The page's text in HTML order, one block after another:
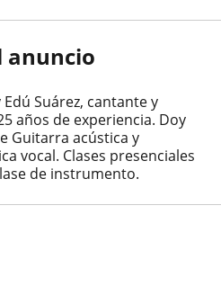
anuncio
Edú Suárez, cantante y
años de experiencia. Doy
Guitarra acústica y
vocal. Clases presenciales
de instrumento.